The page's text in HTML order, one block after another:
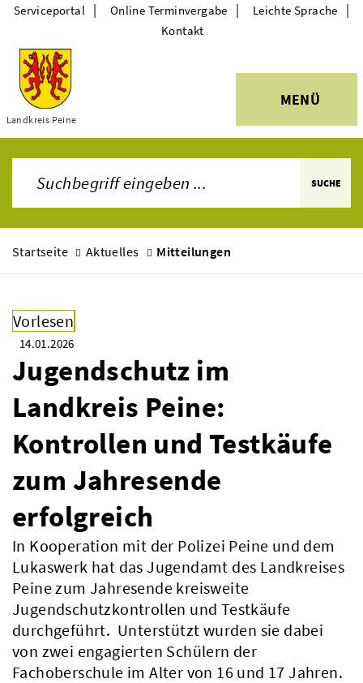
Themen
Landkreis Peine
MENÜ
Serviceportal | Online Terminvergabe | Leichte Sprache |
Kontakt
SUCHE
Startseite Aktuelles Mitteilungen
Vorlesen
14.01.2026
Jugendschutz im
Landkreis Peine:
Kontrollen und Testkäufe
zum Jahresende
erfolgreich
In Kooperation mit der Polizei Peine und dem
Lukaswerk hat das Jugendamt des Landkreises
Peine zum Jahresende kreisweite
Jugendschutzkontrollen und Testkäufe
durchgeführt. Unterstützt wurden sie dabei
von zwei engagierten Schülern der
Fachoberschule im Alter von 16 und 17 Jahren.